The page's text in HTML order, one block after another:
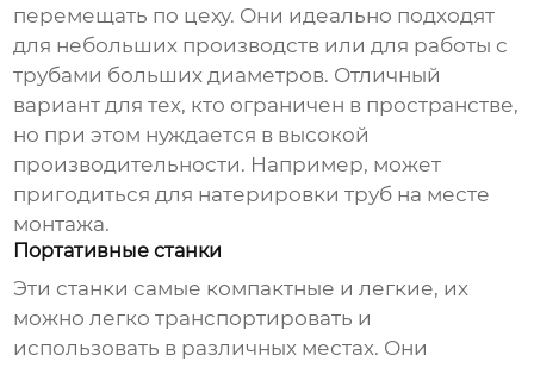
перемещать по цеху. Они идеально подходят
для небольших производств или для работы с
трубами больших диаметров. Отличный
вариант для тех, кто ограничен в пространстве,
но при этом нуждается в высокой
производительности. Например, может
пригодиться для натерировки труб на месте
монтажа.
Портативные станки
Эти станки самые компактные и легкие, их
можно легко транспортировать и
использовать в различных местах. Они